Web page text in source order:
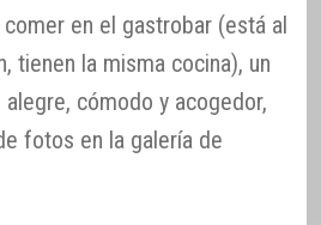
en el gastrobar (está al
tienen la misma cocina), un
cómodo y acogedor,
fotos en la galería de